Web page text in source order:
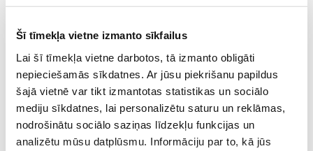
Šī tīmekļa vietne izmanto sīkfailus
Lai šī tīmekļa vietne darbotos, tā izmanto obligāti
nepieciešamās sīkdatnes. Ar jūsu piekrišanu papildus
šajā vietnē var tikt izmantotas statistikas un sociālo
mediju sīkdatnes, lai personalizētu saturu un reklāmas,
nodrošinātu sociālo saziņas līdzekļu funkcijas un
analizētu mūsu datplūsmu. Informāciju par to, kā jūs
11.10 €
Pirkt
16.05 €
Page 1 of 10